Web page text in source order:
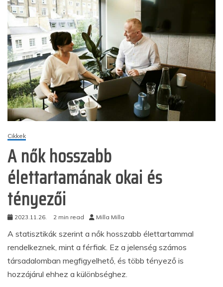
Cikkek
A nők hosszabb
élettartamának okai és
tényezői
2023.11.26. 2 min read Milla Milla
A statisztikák szerint a nők hosszabb élettartammal
rendelkeznek, mint a férfiak. Ez a jelenség számos
társadalomban megfigyelhető, és több tényező is
hozzájárul ehhez a különbséghez.